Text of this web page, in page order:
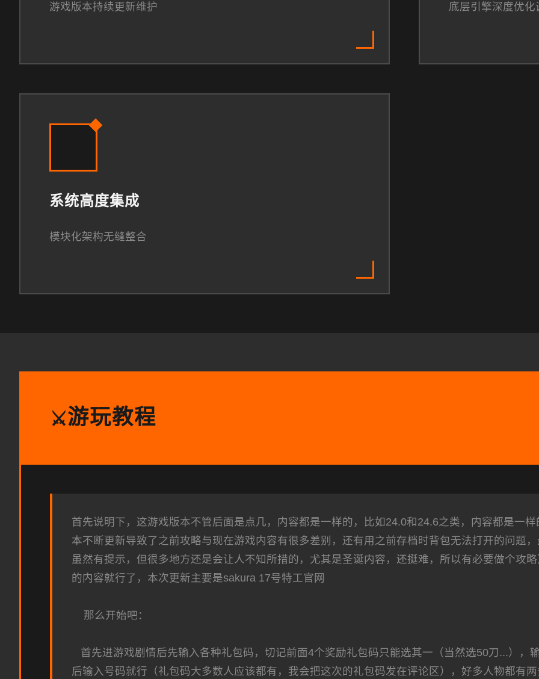
游戏版本持续更新维护 底层引擎深度优化
系统高度集成
模块化架构无缝整合
⚔️游玩教程
首先说明下，这游戏版本不管后面是点几，内容都是一样的，比如24.0和24.6之类，内容都是一
本不断更新导致了之前攻略与现在游戏内容有很多差别，还有用之前存档时背包无法打开的问题
虽然有提示，但很多地方还是会让人不知所措的，尤其是圣诞内容，还挺难，所以有必要做个攻
的内容就行了，本次更新主要是sakura 17号特工官网
那么开始吧：
首先进游戏剧情后先输入各种礼包码，切记前面4个奖励礼包码只能选其一（当然选50刀...），
后输入号码就行（礼包码大多数人应该都有，我会把这次的礼包码发在评论区），好多人物都有